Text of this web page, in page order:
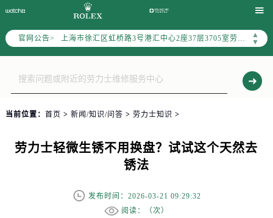

官网公告>
▲
▼
上海市徐汇区虹桥路3号港汇中心2座37层3705室劳力士售后服务中心（需提前预约）
节假日正常营业！
当前位置： 首页 > 新闻/知识/问答 > 劳力士知识 >
劳力士轻微生锈不用换盘？试试这个天然去
锈法
发布时间：2026-03-21 09:29:32
阅读：（次）